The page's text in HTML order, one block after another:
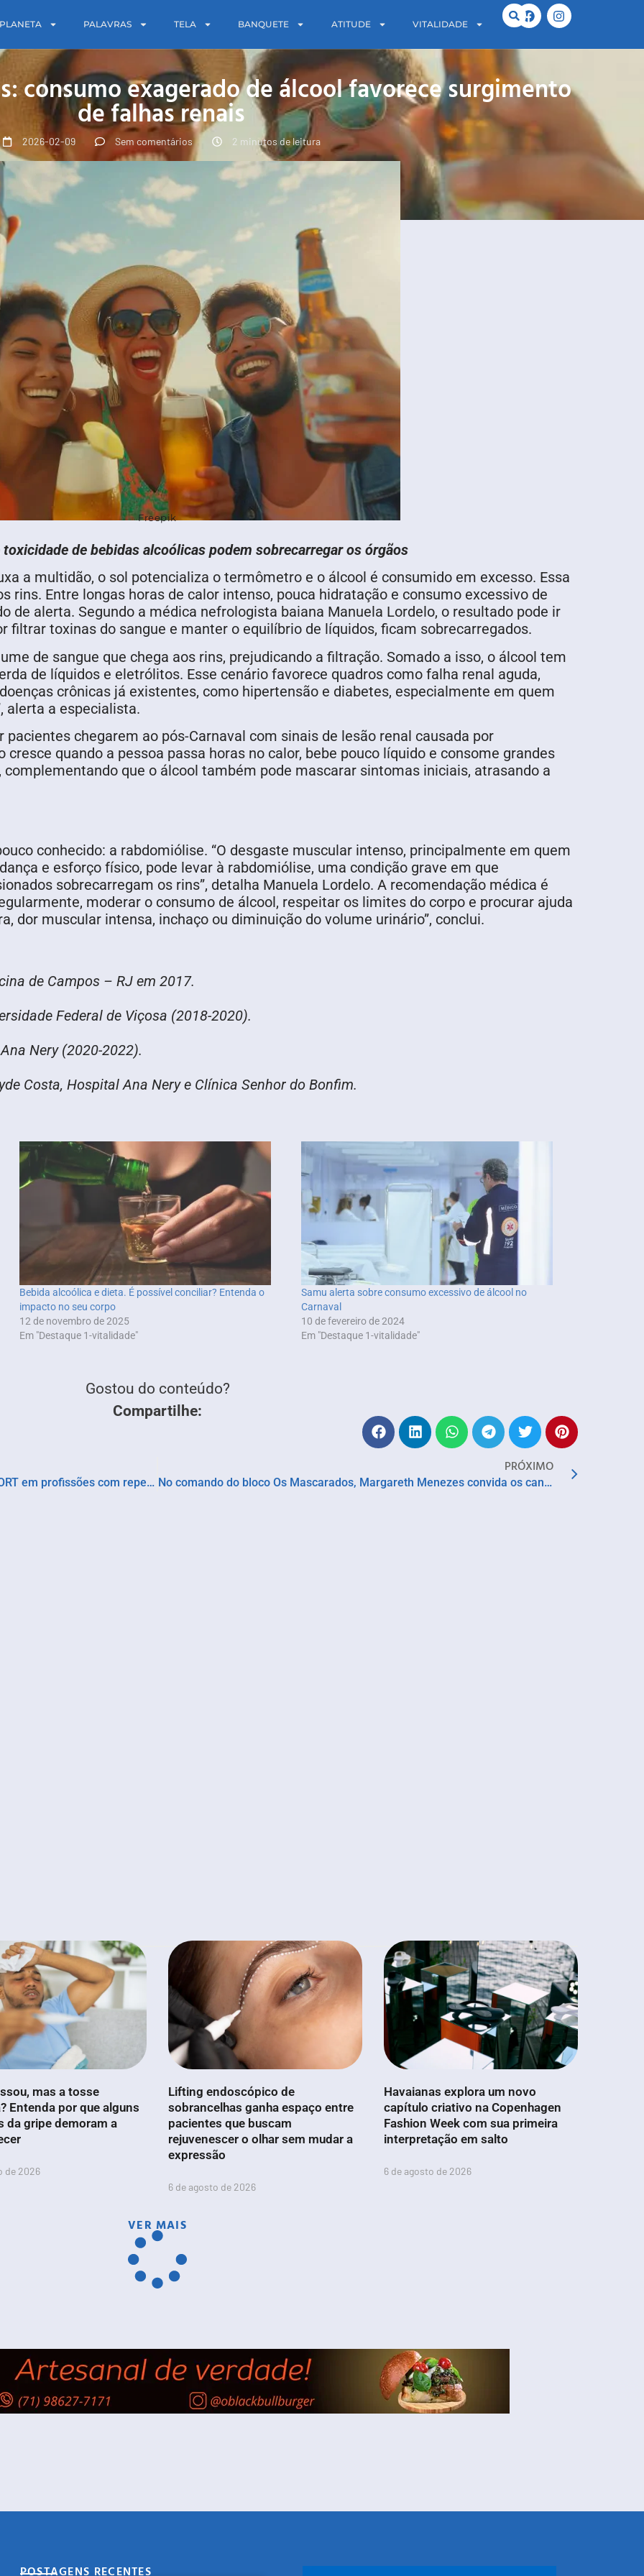
PLANETA PALAVRAS TELA BANQUETE ATITUDE VITALIDADE
consumo exagerado de álcool favorece surgimento
de falhas renais
2026-02-09 Sem comentários 2 minutos de leitura
Freepik
de bebidas alcoólicas podem sobrecarregar os órgãos
a multidão, o sol potencializa o termômetro e o álcool é consumido em excesso. Essa
rins. Entre longas horas de calor intenso, pouca hidratação e consumo excessivo de
de alerta. Segundo a médica nefrologista baiana Manuela Lordelo, o resultado pode ir
filtrar toxinas do sangue e manter o equilíbrio de líquidos, ficam sobrecarregados.
de sangue que chega aos rins, prejudicando a filtração. Somado a isso, o álcool tem
de líquidos e eletrólitos. Esse cenário favorece quadros como falha renal aguda,
crônicas já existentes, como hipertensão e diabetes, especialmente em quem
alerta a especialista.
chegarem ao pós-Carnaval com sinais de lesão renal causada por
cresce quando a pessoa passa horas no calor, bebe pouco líquido e consome grandes
complementando que o álcool também pode mascarar sintomas iniciais, atrasando a
conhecido: a rabdomiólise. “O desgaste muscular intenso, principalmente em quem
e esforço físico, pode levar à rabdomiólise, uma condição grave em que
sobrecarregam os rins”, detalha Manuela Lordelo. A recomendação médica é
moderar o consumo de álcool, respeitar os limites do corpo e procurar ajuda
dor muscular intensa, inchaço ou diminuição do volume urinário”, conclui.
de Campos – RJ em 2017.
Federal de Viçosa (2018-2020).
Nery (2020-2022).
Costa, Hospital Ana Nery e Clínica Senhor do Bonfim.
Bebida alcoólica e dieta. É possível conciliar? Entenda o
impacto no seu corpo
12 de novembro de 2025
Em "Destaque 1-vitalidade"
Samu alerta sobre consumo excessivo de álcool no
Carnaval
10 de fevereiro de 2024
Em "Destaque 1-vitalidade"
Gostou do conteúdo?
Compartilhe:
Como identificar os primeiros sinais de LER/DORT em profissões com repetição e pressão por metas
PRÓXIMO
No comando do bloco Os Mascarados, Margareth Menezes convida os cantores Gerônimo e Karinah
mas a tosse
Entenda por que alguns
da gripe demoram a
de 2026
Lifting endoscópico de
sobrancelhas ganha espaço entre
pacientes que buscam
rejuvenescer o olhar sem mudar a
expressão
6 de agosto de 2026
Havaianas explora um novo
capítulo criativo na Copenhagen
Fashion Week com sua primeira
interpretação em salto
6 de agosto de 2026
VER MAIS
POSTAGENS RECENTES CONHEÇA DORIS E EQUIPE